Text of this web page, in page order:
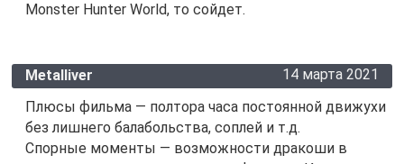
Monster Hunter World, то сойдет.
Metalliver
14 марта 2021
Плюсы фильма — полтора часа постоянной движухи
без лишнего балабольства, соплей и т.д.
Спорные моменты — возможности дракоши в